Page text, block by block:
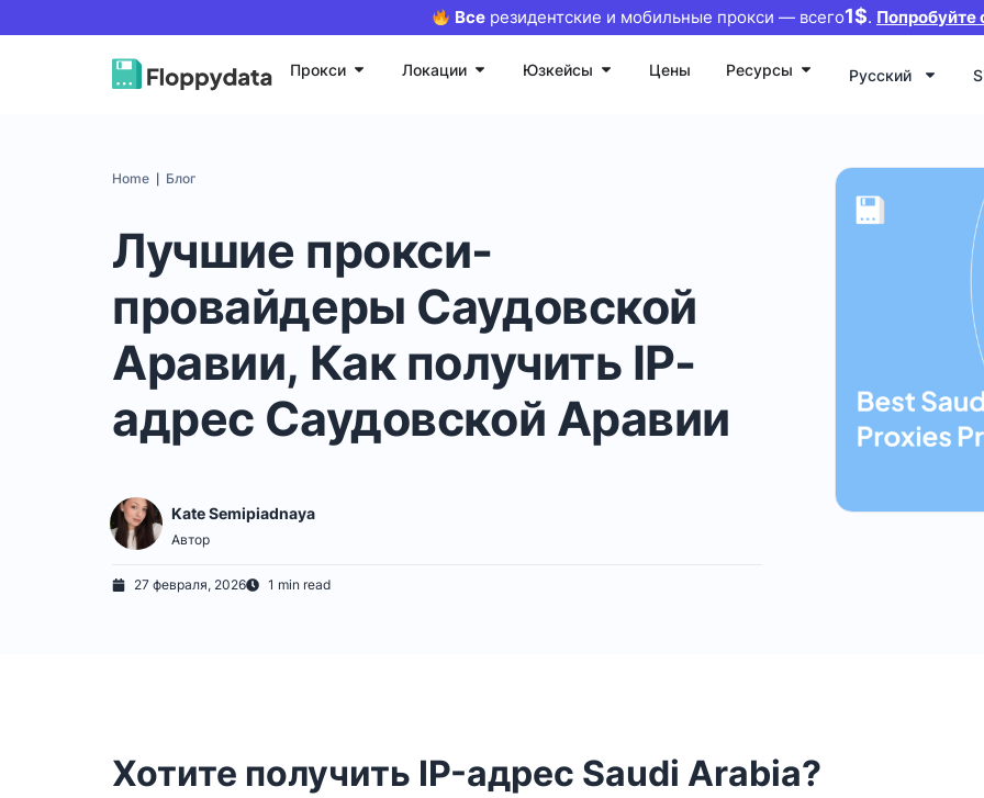
Все резидентские и мобильные прокси — всего1$. Попробуйте
Прокси Локации Юзкейсы Цены Ресурсы Русский
Home Блог
Лучшие прокси-
провайдеры Саудовской
Аравии, Как получить IP-
адрес Саудовской Аравии
Kate Semipiadnaya
Автор
27 февраля, 2026 1 min read
Хотите получить IP-адрес Saudi Arabia?